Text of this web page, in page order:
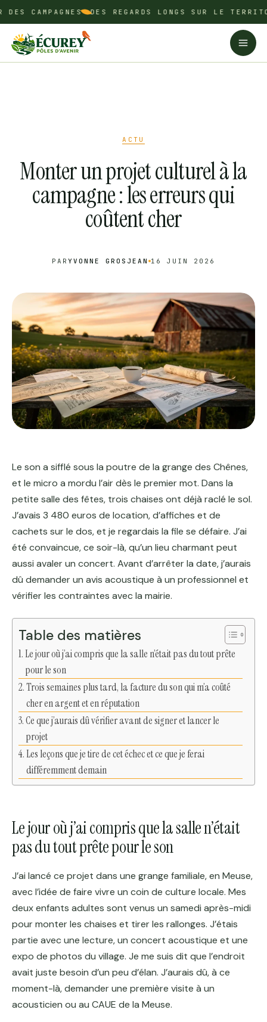
Aller
au
contenu
CAMPAGNES DES REGARDS LONGS SUR LE
ACTU
Monter un projet culturel à la
campagne : les erreurs qui
coûtent cher
PARYVONNE GROSJEAN 16 JUIN 2026
Le son a sifflé sous la poutre de la grange des Chênes,
et le micro a mordu l’air dès le premier mot. Dans la
petite salle des fêtes, trois chaises ont déjà raclé le sol.
J’avais 3 480 euros de location, d’affiches et de
cachets sur le dos, et je regardais la file se défaire. J’ai
été convaincue, ce soir-là, qu’un lieu charmant peut
aussi avaler un concert. Avant d’arrêter la date, j’aurais
dû demander un avis acoustique à un professionnel et
vérifier les contraintes avec la mairie.
Table des matières
Le jour où j’ai compris que la salle n’était pas du tout prête
pour le son
Trois semaines plus tard, la facture du son qui m’a coûté
cher en argent et en réputation
Ce que j’aurais dû vérifier avant de signer et lancer le
projet
Les leçons que je tire de cet échec et ce que je ferai
différemment demain
Le jour où j’ai compris que la salle n’était
pas du tout prête pour le son
J’ai lancé ce projet dans une grange familiale, en Meuse,
avec l’idée de faire vivre un coin de culture locale. Mes
deux enfants adultes sont venus un samedi après-midi
pour monter les chaises et tirer les rallonges. J’étais
partie avec une lecture, un concert acoustique et une
expo de photos du village. Je me suis dit que l’endroit
avait juste besoin d’un peu d’élan. J’aurais dû, à ce
moment-là, demander une première visite à un
acousticien ou au CAUE de la Meuse.